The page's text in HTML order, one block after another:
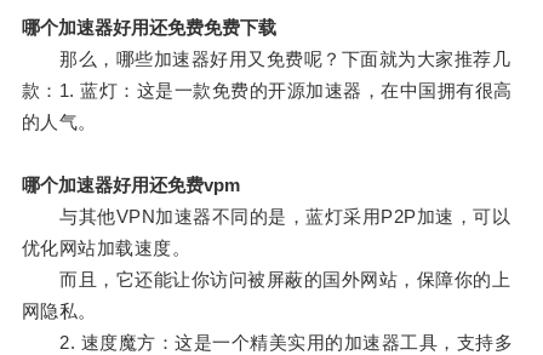
哪个加速器好用还免费免费下载
那么，哪些加速器好用又免费呢？下面就为大家推荐几
款：1. 蓝灯：这是一款免费的开源加速器，在中国拥有很高
的人气。
哪个加速器好用还免费vpm
与其他VPN加速器不同的是，蓝灯采用P2P加速，可以
优化网站加载速度。
而且，它还能让你访问被屏蔽的国外网站，保障你的上
网隐私。
2. 速度魔方：这是一个精美实用的加速器工具，支持多